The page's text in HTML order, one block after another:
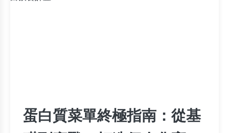
蛋白質菜單終極指南：從基